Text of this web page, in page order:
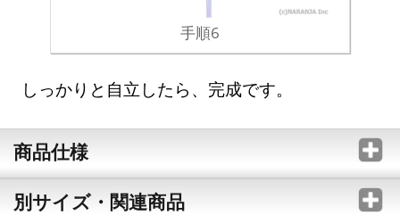
手順6
しっかりと自立したら、完成です。
商品仕様
別サイズ・関連商品